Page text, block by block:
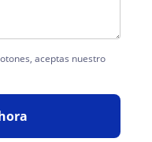
aceptas nuestro